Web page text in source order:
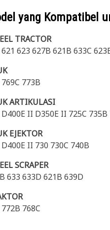
yang Kompatibel
TRACTOR
623 627B 621B 633C
773B
ARTIKULASI
II D350E II 725C
EJEKTOR
II 730 730C 740B
SCRAPER
633 633D 621B 639D
768C